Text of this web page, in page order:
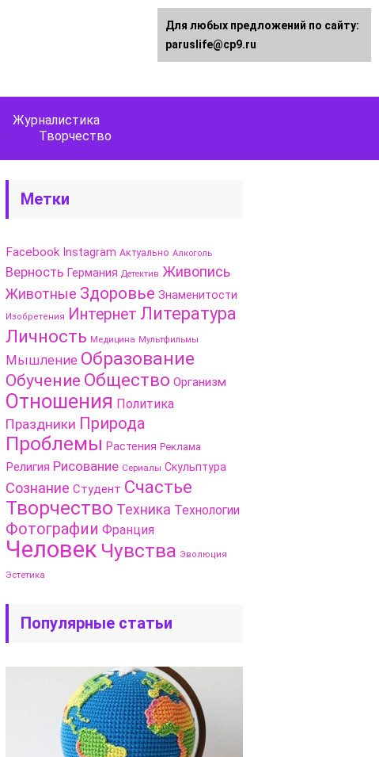
Журналистика
Творчество
Метки
Facebook Instagram Актуально Алкоголь
Верность Германия Детектив Живопись
Животные Здоровье Знаменитости
Изобретения Интернет Литература
Личность Медицина Мультфильмы
Мышление Образование
Обучение Общество Организм
Отношения Политика
Праздники Природа
Проблемы Растения Реклама
Религия Рисование Сериалы Скульптура
Сознание Студент Счастье
Творчество Техника Технологии
Фотографии Франция
Человек Чувства Эволюция
Эстетика
Популярные статьи
Для любых предложений по сайту:
paruslife@cp9.ru